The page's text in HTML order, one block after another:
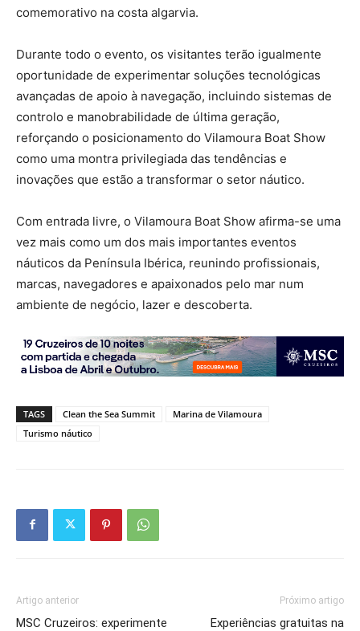
comemorativo na costa algarvia.
Durante todo o evento, os visitantes terão igualmente
oportunidade de experimentar soluções tecnológicas
avançadas de apoio à navegação, incluindo sistemas de
controlo e manobrabilidade de última geração,
reforçando o posicionamento do Vilamoura Boat Show
como uma montra privilegiada das tendências e
inovações que estão a transformar o setor náutico.
Com entrada livre, o Vilamoura Boat Show afirma-se uma
vez mais como um dos mais importantes eventos
náuticos da Península Ibérica, reunindo profissionais,
marcas, navegadores e apaixonados pelo mar num
ambiente de negócio, lazer e descoberta.
TAGS Clean the Sea Summit
Marina de Vilamoura
Turismo náutico
Artigo anterior
MSC Cruzeiros: experimente
Próximo artigo
Experiências gratuitas na